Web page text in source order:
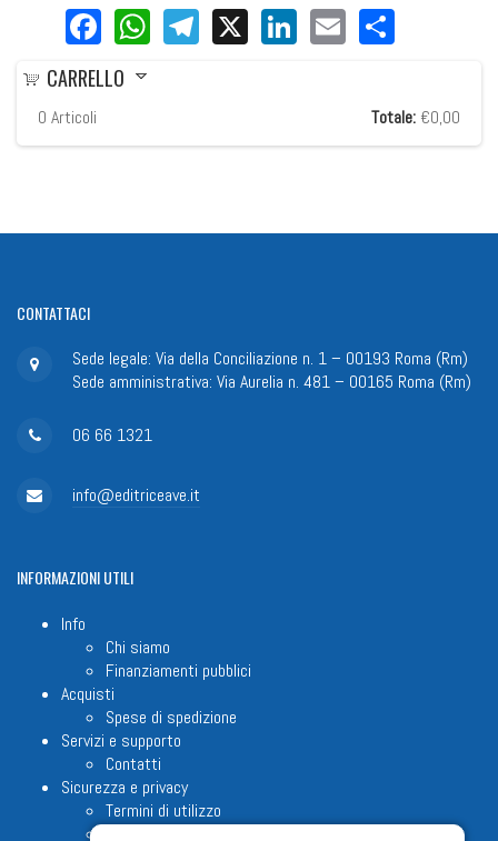
Facebook
WhatsApp
Telegram
X LinkedIn
Email
CARRELLO
0 Articoli Totale: €0,00
CONTATTACI
Sede legale: Via della Conciliazione n. 1 – 00193 Roma (Rm)
Sede amministrativa: Via Aurelia n. 481 – 00165 Roma (Rm)
06 66 1321
info@editriceave.it
INFORMAZIONIUTILI
Info
Chi siamo
Finanziamenti pubblici
Acquisti
Spese di spedizione
Servizi e supporto
Contatti
Sicurezza e privacy
Termini di utilizzo